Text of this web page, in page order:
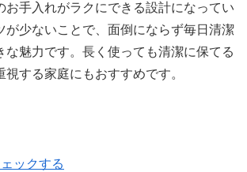
お手入れがラクにできる設計になってい
が少ないことで、面倒にならず毎日清潔
な魅力です。長く使っても清潔に保てる
する家庭にもおすすめです。
ックする